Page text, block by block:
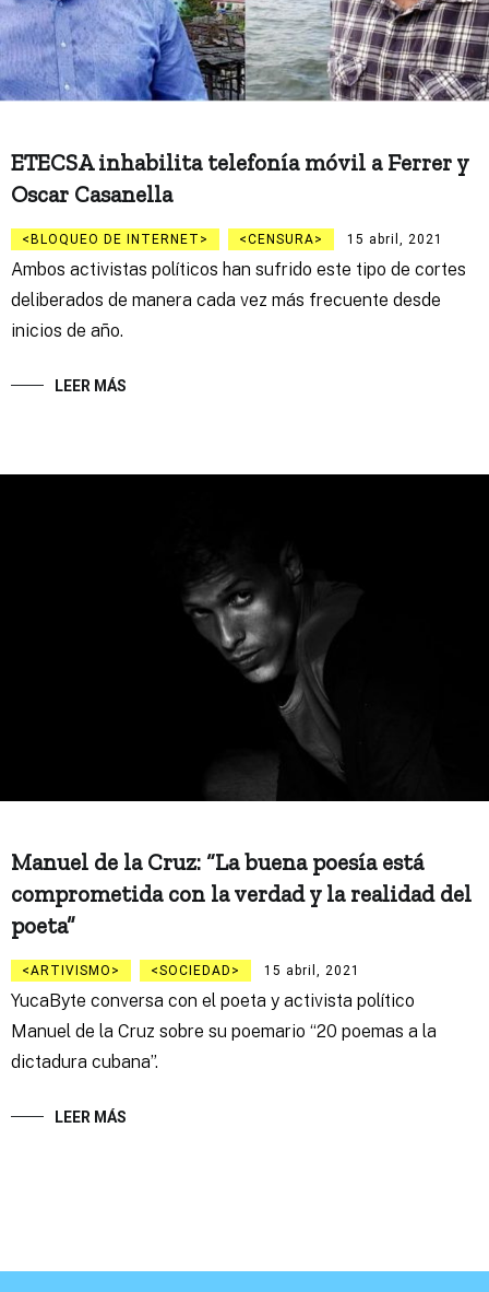
ETECSA inhabilita telefonía móvil a Ferrer y
Oscar Casanella
BLOQUEO DE INTERNET CENSURA 15 abril, 2021
Ambos activistas políticos han sufrido este tipo de cortes
deliberados de manera cada vez más frecuente desde
inicios de año.
LEER MÁS
Manuel de la Cruz: “La buena poesía está
comprometida con la verdad y la realidad del
poeta”
ARTIVISMO SOCIEDAD 15 abril, 2021
YucaByte conversa con el poeta y activista político
Manuel de la Cruz sobre su poemario “20 poemas a la
dictadura cubana”.
LEER MÁS